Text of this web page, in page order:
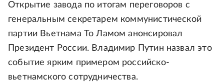
Открытие завода по итогам переговоров с
генеральным секретарем коммунистической
партии Вьетнама То Ламом анонсировал
Президент России. Владимир Путин назвал это
событие ярким примером российско-
вьетнамского сотрудничества.